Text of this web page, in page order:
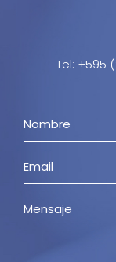
Tel: +595